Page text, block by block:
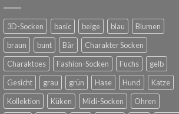
3D-Socken basic beige blau
Blumen
braun
bunt Bär
Charakter Socken
Charaktoes
Fashion-Socken Fuchs
gelb
Gesicht
grau grün Hase Hund
Katze
Kollektion
Küken Midi-Socken
Ohren